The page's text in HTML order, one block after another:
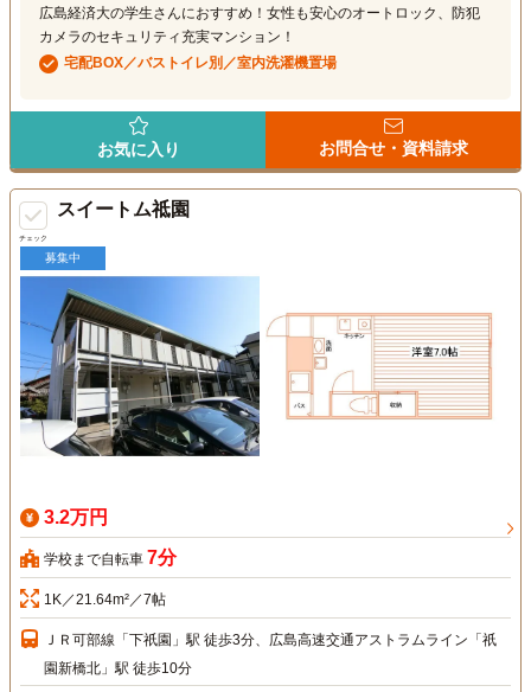
広島経済大の学生さんにおすすめ！女性も安心のオートロック、防犯
カメラのセキュリティ充実マンション！
宅配BOX／バストイレ別／室内洗濯機置場
お気に入り お問合せ・資料請求
チェック
スイートム祗園
募集中
3.2万円
学校まで自転車 7分
1K／21.64m²／7帖
ＪＲ可部線「下祇園」駅 徒歩3分、広島高速交通アストラムライン「祇
園新橋北」駅 徒歩10分